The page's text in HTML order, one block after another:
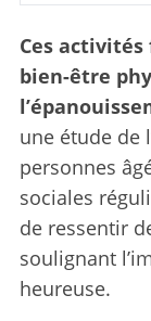
Ces
bien-être
une étude de
personnes
sociales
de ressentir
soulignant
heureuse.